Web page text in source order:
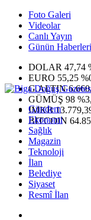
Foto Galeri
Videolar
Canlı Yayın
Günün Haberleri
DOLAR 47,74
EURO 55,25
G.ALTIN
GÜMÜŞ 98
IMKB
BITCOIN
Gündem
Ekonomi
Sağlık
Magazin
Teknoloji
İlan
Belediye
Siyaset
Resmî İlan